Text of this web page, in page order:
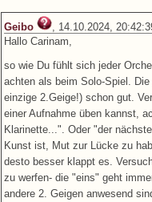
Geibo
, 14.10.2024,
Hallo Carinam,
so wie Du fühlt sich jeder
achten als beim Solo-Spiel.
einzige 2.Geige!) schon gut.
einer Aufnahme üben kannst,
Klarinette...". Oder "der
Kunst ist, Mut zur Lücke zu
desto besser klappt es.
zu werfen- die "eins" geht
andere 2. Geigen anwesend